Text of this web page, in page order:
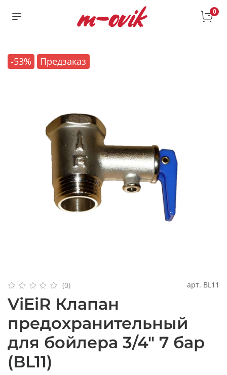
0
-53% Предзаказ
(0) арт. BL11
ViEiR Клапан
предохранительный
для бойлера 3/4" 7 бар
(BL11)